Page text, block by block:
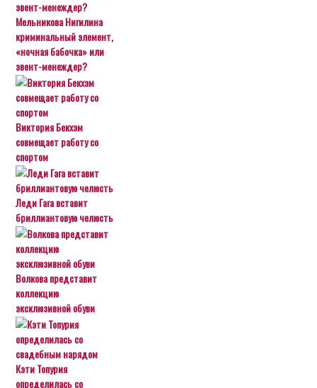
Мельникова Нигилина
криминальный элемент,
«ночная бабочка» или
эвент-менеждер?
Виктория Бекхэм
совмещает работу со
спортом
Леди Гага вставит
бриллиантовую челюсть
Волкова представит
коллекцию
эксклюзивной обуви
Кэти Топурия
определилась со